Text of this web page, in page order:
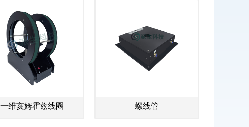
一维亥姆霍兹线圈 螺线管